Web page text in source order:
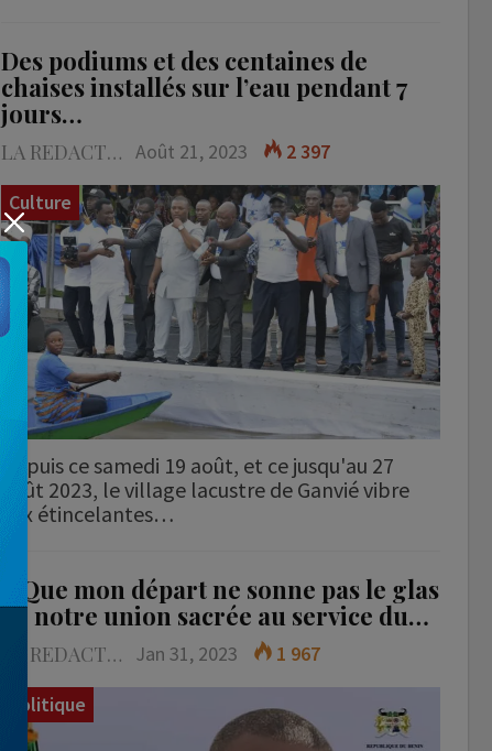
Des podiums et des centaines de
chaises installés sur l’eau pendant 7
jours…
LA REDACTION Août 21, 2023
2 397
Culture
Depuis ce samedi 19 août, et ce jusqu'au 27
août 2023, le village lacustre de Ganvié vibre
aux étincelantes…
« Que mon départ ne sonne pas le glas
de notre union sacrée au service du…
LA REDACTION Jan 31, 2023
1 967
Politique